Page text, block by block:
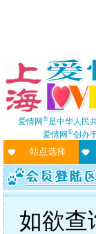
爱情网®是中华人民
爱情网®创办
站点选择
如欲查